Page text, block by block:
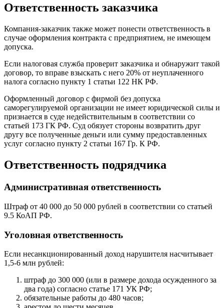
Ответственность заказчика
Компания-заказчик также может понести ответственность в
случае оформления контракта с предприятием, не имеющем
допуска.
Если налоговая служба проверит заказчика и обнаружит такой
договор, то вправе взыскать с него 20% от неуплаченного
налога согласно пункту 1 статьи 122 НК РФ.
Оформленный договор с фирмой без допуска
саморегулируемой организации не имеет юридической силы и
признается в суде недействительным в соответствии со
статьей 173 ГК РФ. Суд обязует стороны возвратить друг
другу все полученные деньги или сумму предоставленных
услуг согласно пункту 2 статьи 167 Гр. К РФ.
Ответственность подрядчика
Административная ответственность
Штраф от 40 000 до 50 000 рублей в соответствии со статьей
9.5 КоАП РФ.
Уголовная ответственность
Если несанкционированный доход нарушителя насчитывает
1,5-6 млн рублей:
штраф до 300 000 (или в размере дохода осужденного за
два года) согласно статье 171 УК РФ;
обязательные работы до 480 часов;